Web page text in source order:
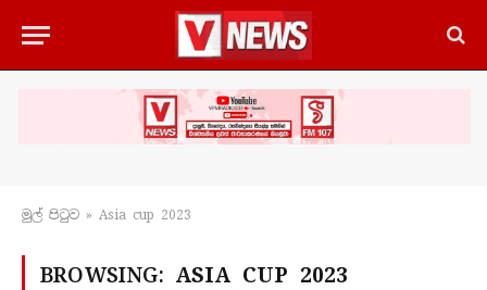
මුල් පිටු​ව » Asia cup 2023
BROWSING: ASIA CUP 2023